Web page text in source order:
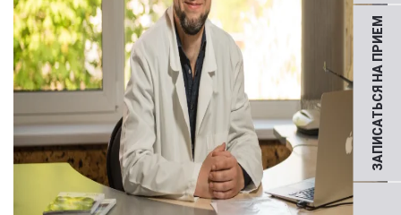
ЗАПИСАТЬСЯ НА ПРИЕМ